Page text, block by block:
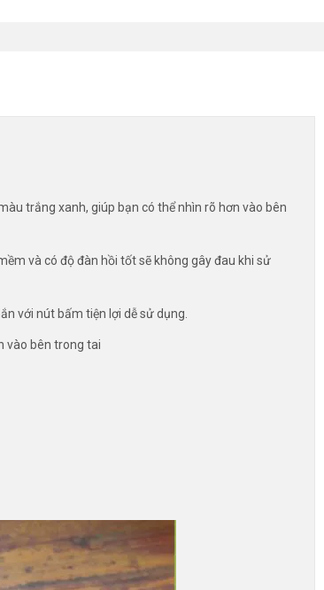
trắng xanh, giúp bạn có thể nhìn rõ hơn vào bên
và có độ đàn hồi tốt sẽ không gây đau khi sử
với nút bấm tiện lợi dễ sử dụng.
vào bên trong tai